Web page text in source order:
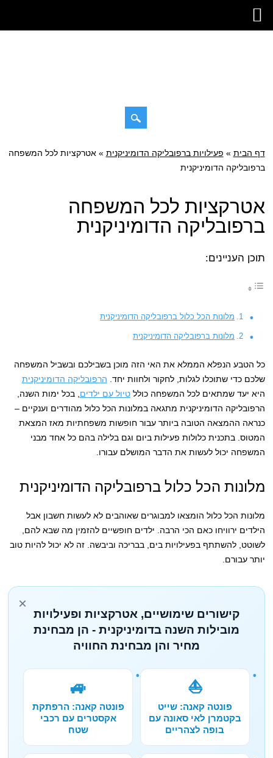
תפריט ראשי
דילוג
לתוכן
דף הבית » פעילויות ברפובליקה הדומיניקנית »אטרקציות לכל המשפחה
ברפובליקה הדומיניקנית
אטרקציות לכל המשפחה
ברפובליקה הדומיניקנית
תוכן העניינים:
מלונות הכל כלול ברפובליקה הדומיניקנית
מלונות ברפובליקה הדומיניקנית
כל הטבע הנפלא הממלא את האי הזה מוכן בשבילכם ובשביל המשפחה
שלכם כדי שתוכלו לגלות, לחקור ולחוות יחד. הרפובליקה הדומיניקנית
היא יעד שמתאים לכל המשפחה כוללטיול עם ילדים , בכל ימות השנה,
הרפובליקה הדומיניקנית מתגאה במלונות הכל כלול מהודרים וענקיים –
כנראה ההמצאה הטובה ביותר עבור חופשות משפחתיות מאז המצאת
המטוס. בתכנית כלולות פעילות ביום וגם בלילה בהם כל אחד מבני
המשפחה יכול לעשות את הדבר המושלם עבורו.
מלונות הכל כלול ברפובליקה הדומיניקנית
מלונות הכל כלול הומצאו למבוגרים שאוהבים לא לעשות חשבון אבל
הילדים ירוויחו כאם הכי הרבה. ילדים חופשיים להזמין מה שבא להם,
לשוטט, להשתתף בפעילויות בים, בבריכה וביבשה. זה לא יכול להיות טוב
יותר עבורם.
×
קישורים שימושיים, אטרקציות ופעילויות
מובילות השנה בדומיניקנית - הן מבחינת
מחיר והן מבחינת החוויה
⛵
פונטה קאנה: שייט
בקטמרן לאי סאונה עם
בופה לצהריים
🚙
פונטה קאנה: הרפתקת
אקסטרים עם רכבי
שטח